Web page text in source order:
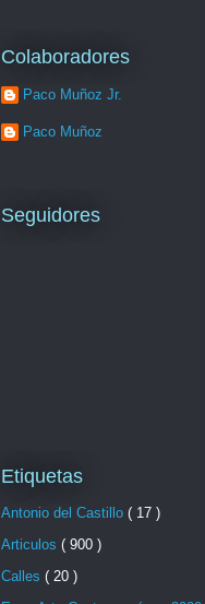
Colaboradores
Paco Muñoz Jr.
Paco Muñoz
Seguidores
Etiquetas
Antonio del Castillo ( 17 )
Articulos ( 900 )
Calles ( 20 )